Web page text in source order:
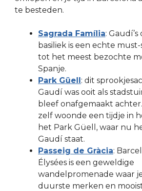
te besteden.
Sagrada Família:
basiliek is een echte
tot het meest bezochte
Spanje.
Park Güell: dit
Gaudí was ooit als
bleef onafgemaakt
zelf woonde een tijdje in
het Park Güell, waar nu
Gaudí staat.
Passeig de Gràcia:
Élysées is een geweldige
wandelpromenade waar
duurste merken en